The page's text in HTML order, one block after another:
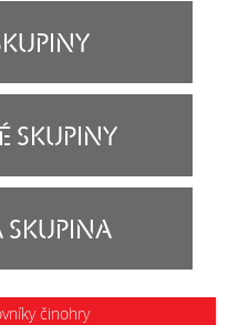
SKUPINY
SKUPINA
činohry